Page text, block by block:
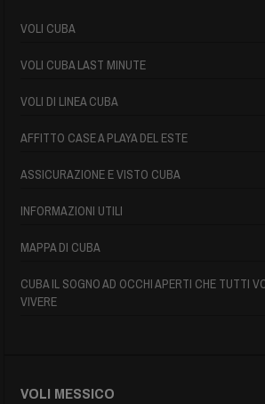
VOLI CUBA
VOLI CUBA LAST MINUTE
VOLI DI LINEA CUBA
AFFITTO CASE A PLAYA DEL ESTE
ASSICURAZIONE E VISTO CUBA
INFORMAZIONI UTILI
MAPPA DI CUBA
CUBA IL SOGNO AD OCCHI APERTI CHE TUTTI
VIVERE
VOLI MESSICO